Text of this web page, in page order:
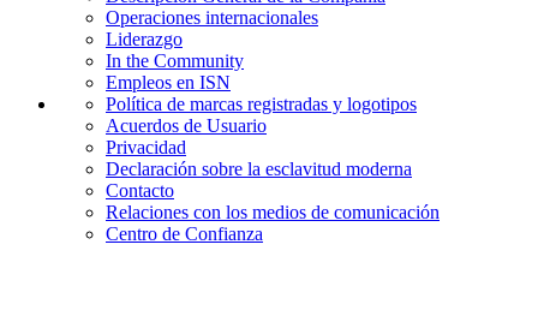
Operaciones internacionales
Liderazgo
In the Community
Empleos en ISN
Política de marcas registradas y logotipos
Acuerdos de Usuario
Privacidad
Declaración sobre la esclavitud moderna
Contacto
Relaciones con los medios de comunicación
Centro de Confianza